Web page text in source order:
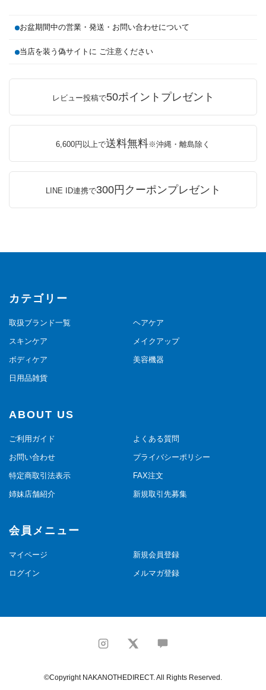
お盆期間中の営業・発送・お問い合わせについて
当店を装う偽サイトに ご注意ください
レビュー投稿で50ポイントプレゼント
6,600円以上で送料無料※沖縄・離島除く
LINE ID連携で300円クーポンプレゼント
カテゴリー
取扱ブランド一覧 ヘアケア
スキンケア メイクアップ
ボディケア 美容機器
日用品雑貨
ABOUT US
ご利用ガイド よくある質問
お問い合わせ プライバシーポリシー
特定商取引法表示 FAX注文
姉妹店舗紹介 新規取引先募集
会員メニュー
マイページ 新規会員登録
ログイン メルマガ登録
©Copyright NAKANOTHEDIRECT. All Rights Reserved.